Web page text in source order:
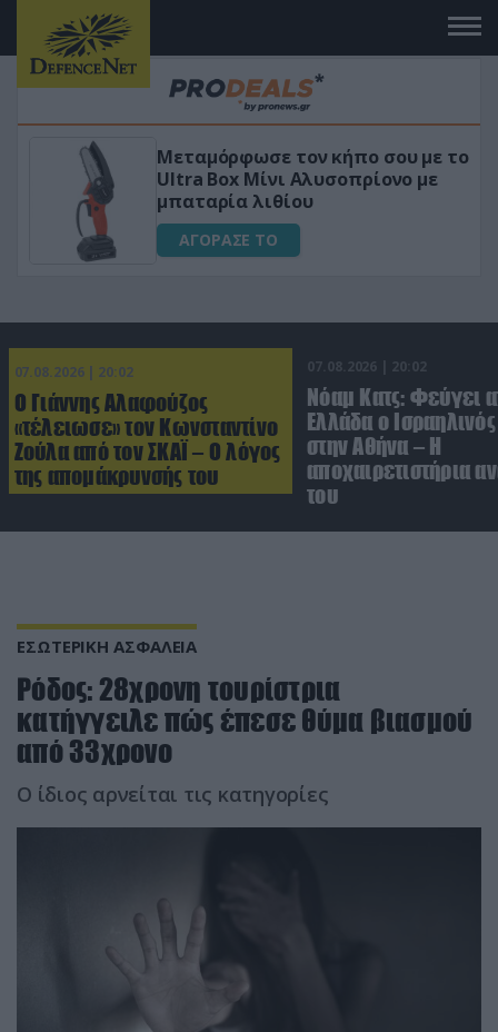
«Μαγική» φόρμουλα τριβόλι + VIP
για αύξηση της λίμπιντο
ΑΓΟΡΑΣΕ ΤΟ
07.08.2026 | 20:02
Ο Γιάννης Αλαφούζος
«τέλειωσε» τον Κωνσταντίνο
Ζούλα από τον ΣΚΑΪ – Ο λόγος
της απομάκρυνσής του
07.08.2026 | 20:02
Νόαμ Κατς: Φεύγει
Ελλάδα ο
στην Αθήνα – Η
αποχαιρετιστήρια
του
ΕΣΩΤΕΡΙΚΗ ΑΣΦΑΛΕΙΑ
Ρόδος: 28χρονη τουρίστρια
κατήγγειλε πώς έπεσε θύμα βιασμού
από 33χρονο
Ο ίδιος αρνείται τις κατηγορίες